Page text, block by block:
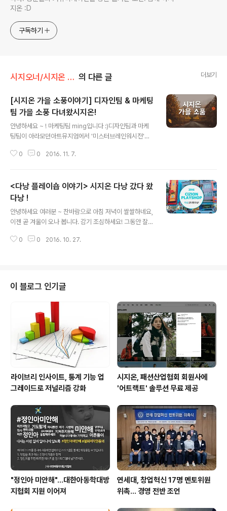
지온 :D
구독하기
시지오너/시지온 아카이브 의 다른 글 더보기
[시지온 가을 소풍이야기] 디자인팀 & 마케팅
팀 가을 소풍 다녀왔시지온!
안녕하세요 ~ ! 마케팅팀 ming입니다 :)디자인팀과 마케
팅팀이 아라모던아트뮤지엄에서 '미스터브레인워시전'이
왔습니다 !꺅 오전 근무를 마치고고픈 배를 부여잡고, 홍대
다 >_
0 0 2016. 11. 7.
<다낭 플레이숍 이야기> 시지온 다낭 갔다 왔
다낭 !
안녕하세요 여러분 ~ 찬바람으로 아침 저녁이 쌀쌀하네요,
이젠 곧 겨울이 오나 봅니다. 감기 조심하세요! 그동안 잘
들은 다시 여름을 찾아 베트남 '다낭'으로 3박 5일 플레이
없이 모두 모여 주어 감사합니다 ~~이제 출봐알 합시다 !
약 4시간 반 비행 후 베트남 다낭에 도착했습니다! 다낭은
체감온도 39도의 뜨겁고 습한 날씨였는데요 (후..하..)먼저
짐을 풀기 위해 픽업 차량을 타고 첫 번째 숙소로 이동! 보
이시나요? 줄줄이 달리고 있는 오토바이들이 ㅋㅋ신호는
폼으로 있는..
0 0 2016. 10. 27.
이 블로그 인기글
라이브리 인사이트, 통계 기능 업
그레이드로 저널리즘 강화
시지온, 패션산업협회 회원사에
'어트랙트' 솔루션 무료 제공
"정인아 미안해"...대한아동학대방
지협회 지원 이어져
연세대, 창업혁신 17명 멘토위원
위촉… 경영 전반 조언